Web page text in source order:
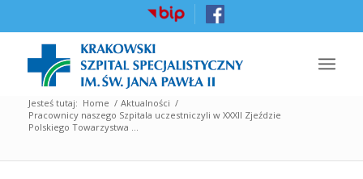
Jesteś tutaj: Home / Aktualności /
Pracownicy naszego Szpitala uczestniczyli w XXXII Zjeździe
Polskiego Towarzystwa ...